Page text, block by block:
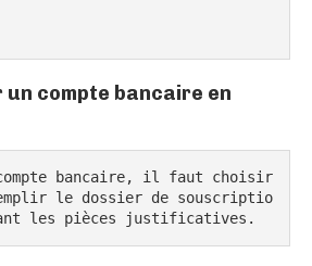
un compte bancaire en
bancaire, il faut choisir
le dossier de souscriptio
les pièces justificatives.